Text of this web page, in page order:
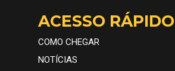
ACESSO RÁPIDO
COMO CHEGAR
NOTÍCIAS